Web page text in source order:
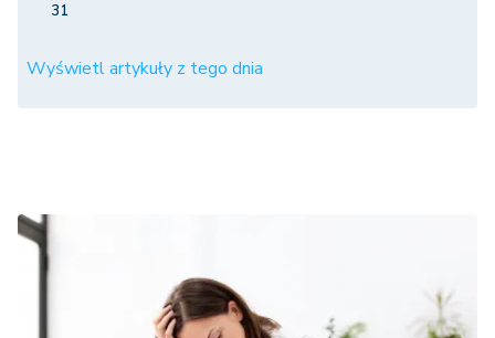
31
Wyświetl artykuły z tego dnia